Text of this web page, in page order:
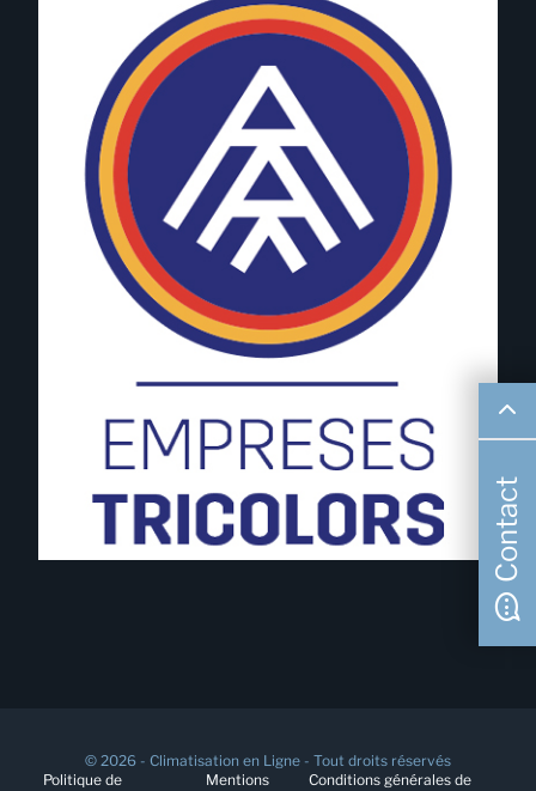
© 2026 - Climatisation en Ligne - Tout droits réservés
Politique de
Mentions
Conditions générales de
Contact